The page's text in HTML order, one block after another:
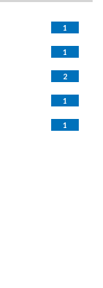
1
1
2
1
1